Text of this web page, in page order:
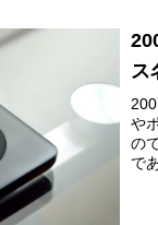
ス
や
の
で